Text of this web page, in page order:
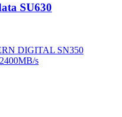
SU630